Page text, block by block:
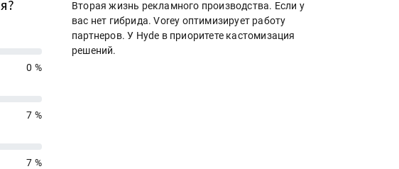
0 %
7 %
7 %
Вторая жизнь рекламного производства. Если у
вас нет гибрида. Vorey оптимизирует работу
партнеров. У Hyde в приоритете кастомизация
решений.